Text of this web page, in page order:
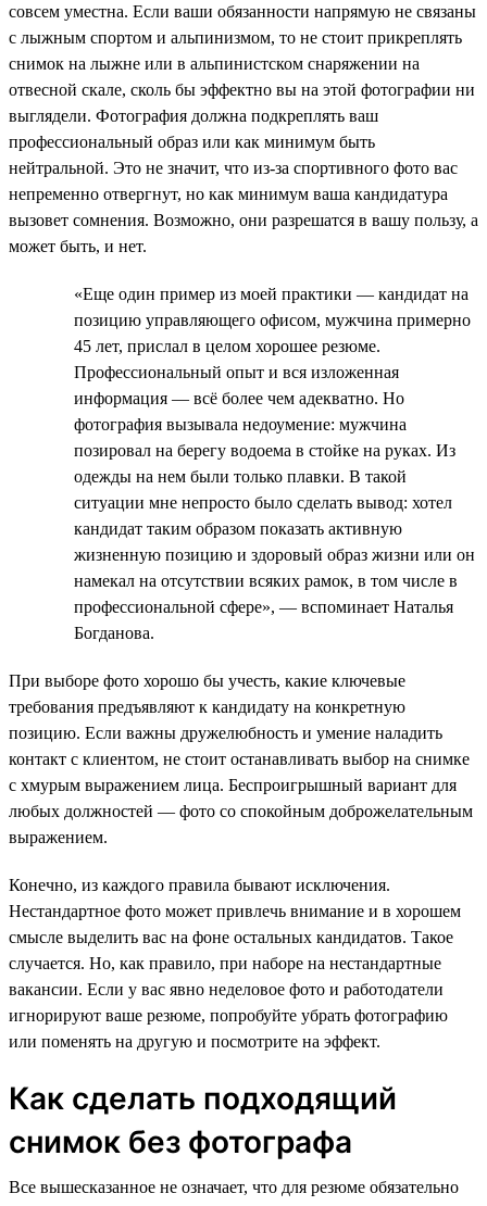
совсем уместна. Если ваши обязанности напрямую не связаны
с лыжным спортом и альпинизмом, то не стоит прикреплять
снимок на лыжне или в альпинистском снаряжении на
отвесной скале, сколь бы эффектно вы на этой фотографии ни
выглядели. Фотография должна подкреплять ваш
профессиональный образ или как минимум быть
нейтральной. Это не значит, что из-за спортивного фото вас
непременно отвергнут, но как минимум ваша кандидатура
вызовет сомнения. Возможно, они разрешатся в вашу пользу, а
может быть, и нет.
«Еще один пример из моей практики — кандидат на
позицию управляющего офисом, мужчина примерно
45 лет, прислал в целом хорошее резюме.
Профессиональный опыт и вся изложенная
информация — всё более чем адекватно. Но
фотография вызывала недоумение: мужчина
позировал на берегу водоема в стойке на руках. Из
одежды на нем были только плавки. В такой
ситуации мне непросто было сделать вывод: хотел
кандидат таким образом показать активную
жизненную позицию и здоровый образ жизни или он
намекал на отсутствии всяких рамок, в том числе в
профессиональной сфере», — вспоминает Наталья
Богданова.
При выборе фото хорошо бы учесть, какие ключевые
требования предъявляют к кандидату на конкретную
позицию. Если важны дружелюбность и умение наладить
контакт с клиентом, не стоит останавливать выбор на снимке
с хмурым выражением лица. Беспроигрышный вариант для
любых должностей — фото со спокойным доброжелательным
выражением.
Конечно, из каждого правила бывают исключения.
Нестандартное фото может привлечь внимание и в хорошем
смысле выделить вас на фоне остальных кандидатов. Такое
случается. Но, как правило, при наборе на нестандартные
вакансии. Если у вас явно неделовое фото и работодатели
игнорируют ваше резюме, попробуйте убрать фотографию
или поменять на другую и посмотрите на эффект.
Как сделать подходящий
снимок без фотографа
Все вышесказанное не означает, что для резюме обязательно